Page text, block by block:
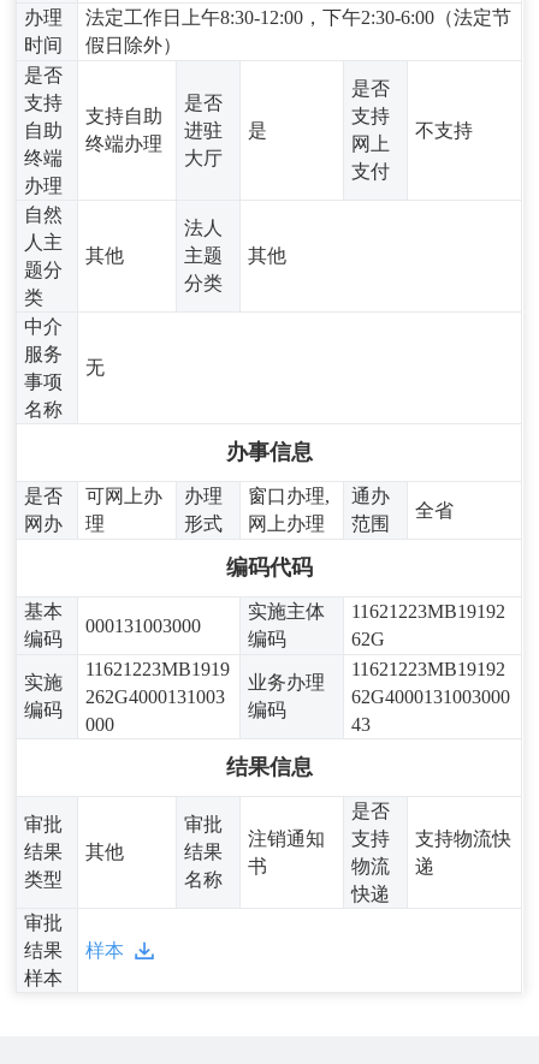
办理
时间
法定工作日上午8:30-12:00，下午2:30-6:00（法定节
假日除外）
是否
支持
自助
终端
办理
支持自助
终端办理
是否
进驻
大厅
是
是否
支持
网上
支付
不支持
自然
人主
题分
类
其他
法人
主题
分类
其他
中介
服务
事项
名称
无
办事信息
是否
网办
可网上办
理
办理
形式
窗口办理,
网上办理
通办
范围
全省
编码代码
基本
编码
000131003000
实施主体
编码
11621223MB19192
62G
实施
编码
11621223MB1919
262G4000131003
000
业务办理
编码
11621223MB19192
62G4000131003000
43
结果信息
审批
结果
类型
其他
审批
结果
名称
注销通知
书
是否
支持
物流
快递
支持物流快
递
审批
结果
样本
样本